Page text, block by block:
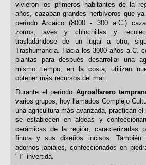
vivieron los primeros habitantes de la
años, cazaban grandes herbívoros que
período Arcaico (8000 - 300 a.C.)
zorros, aves y chinchillas y
trasladándose de un lugar a otro,
Trashumancia. Hacia los 3000 años a.C.
plantas para después desarrollar una
mismo tiempo, en la costa, utilizan
obtener más recursos del mar.
Durante el período Agroalfarero
varios grupos, hoy llamados Complejo
una agricultura más avanzada, practican
se establecen en aldeas y
cerámicas de la región, caracterizadas
finura y sus diseños incisos. También
adornos labiales, confeccionados en
"T" invertida.